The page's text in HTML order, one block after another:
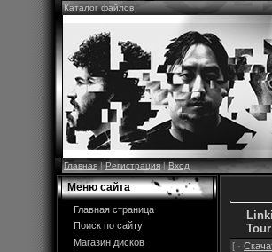
Каталог файлов
Главная|Регистрация|Вход
Меню сайта
Главная страница
Поиск по сайту
Магазин дисков
[ ·